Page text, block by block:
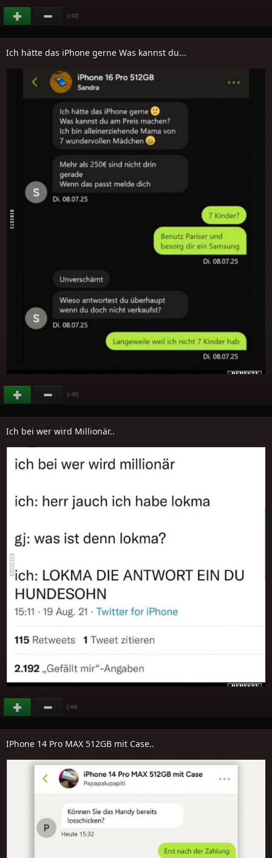
(+92)
Ich hätte das iPhone gerne Was kannst du...
(+35)
Ich bei wer wird Millionär..
(-69)
IPhone 14 Pro MAX 512GB mit Case..